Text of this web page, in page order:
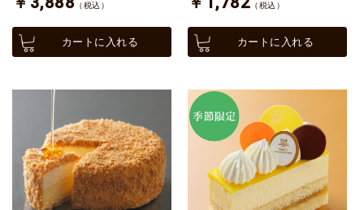
（税込）
カートに入れる
（税込）
カートに入れる